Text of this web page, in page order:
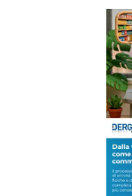
CorCom
Podcast
Privacy